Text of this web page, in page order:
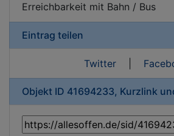
Erreichbarkeit mit Bahn / Bus
Eintrag teilen
Twitter|
Objekt ID 41694233, Kurzlink